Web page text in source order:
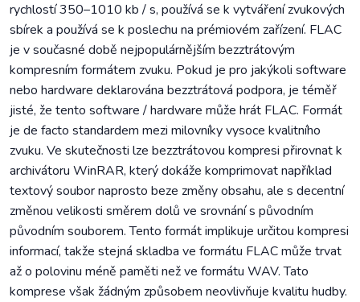
rychlostí 350–1010 kb / s, používá se k vytváření zvukových
sbírek a používá se k poslechu na prémiovém zařízení. FLAC
je v současné době nejpopulárnějším bezztrátovým
kompresním formátem zvuku. Pokud je pro jakýkoli software
nebo hardware deklarována bezztrátová podpora, je téměř
jisté, že tento software / hardware může hrát FLAC. Formát
je de facto standardem mezi milovníky vysoce kvalitního
zvuku. Ve skutečnosti lze bezztrátovou kompresi přirovnat k
archivátoru WinRAR, který dokáže komprimovat například
textový soubor naprosto beze změny obsahu, ale s decentní
změnou velikosti směrem dolů ve srovnání s původním
původním souborem. Tento formát implikuje určitou kompresi
informací, takže stejná skladba ve formátu FLAC může trvat
až o polovinu méně paměti než ve formátu WAV. Tato
komprese však žádným způsobem neovlivňuje kvalitu hudby.